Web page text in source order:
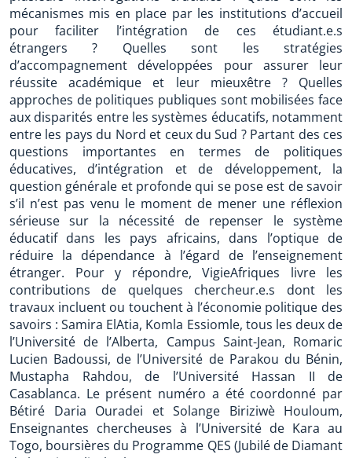
mécanismes mis en place par les institutions d’accueil
pour faciliter l’intégration de ces étudiant.e.s
étrangers ? Quelles sont les stratégies
d’accompagnement développées pour assurer leur
réussite académique et leur mieuxêtre ? Quelles
approches de politiques publiques sont mobilisées face
aux disparités entre les systèmes éducatifs, notamment
entre les pays du Nord et ceux du Sud ? Partant des ces
questions importantes en termes de politiques
éducatives, d’intégration et de développement, la
question générale et profonde qui se pose est de savoir
s’il n’est pas venu le moment de mener une réflexion
sérieuse sur la nécessité de repenser le système
éducatif dans les pays africains, dans l’optique de
réduire la dépendance à l’égard de l’enseignement
étranger. Pour y répondre, VigieAfriques livre les
contributions de quelques chercheur.e.s dont les
travaux incluent ou touchent à l’économie politique des
savoirs : Samira ElAtia, Komla Essiomle, tous les deux de
l’Université de l’Alberta, Campus Saint-Jean, Romaric
Lucien Badoussi, de l’Université de Parakou du Bénin,
Mustapha Rahdou, de l’Université Hassan II de
Casablanca. Le présent numéro a été coordonné par
Bétiré Daria Ouradei et Solange Biriziwè Houloum,
Enseignantes chercheuses à l’Université de Kara au
Togo, boursières du Programme QES (Jubilé de Diamant